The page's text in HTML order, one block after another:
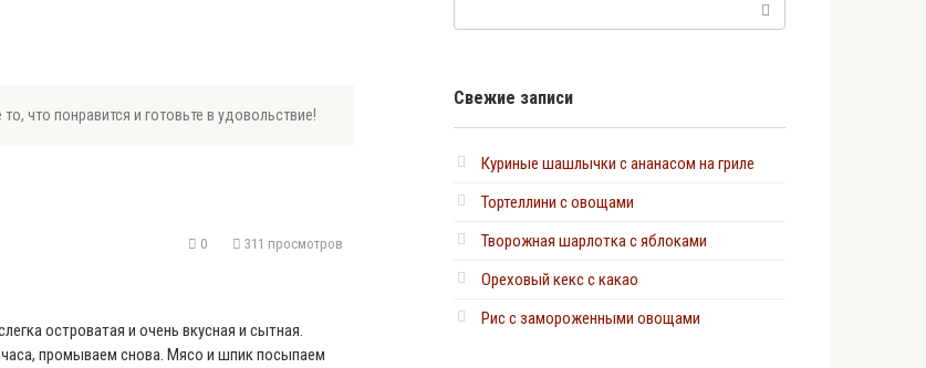
что понравится и готовьте в удовольствие!
0 311 просмотров
островатая и очень вкусная и сытная.
промываем снова. Мясо и шпик посыпаем
Свежие записи
Куриные шашлычки с ананасом на гриле
Тортеллини с овощами
Творожная шарлотка с яблоками
Ореховый кекс с какао
Рис с замороженными овощами